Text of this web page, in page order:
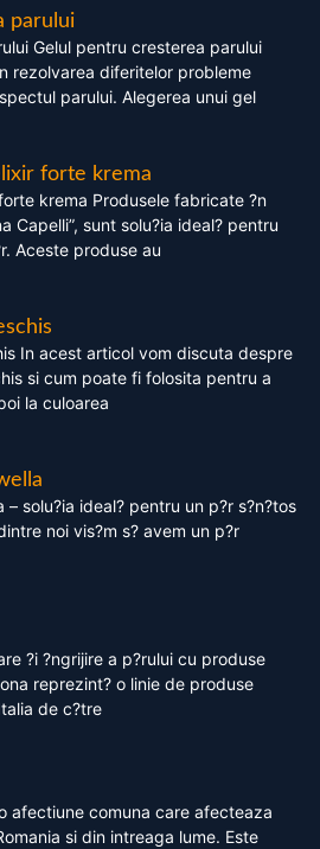
parului
Gelul pentru cresterea parului
rezolvarea diferitelor probleme
parului. Alegerea unui gel
forte krema
krema Produsele fabricate ?n
Capelli”, sunt solu?ia ideal? pentru
Aceste produse au
In acest articol vom discuta despre
si cum poate fi folosita pentru a
la culoarea
– solu?ia ideal? pentru un p?r s?n?tos
noi vis?m s? avem un p?r
?i ?ngrijire a p?rului cu produse
reprezint? o linie de produse
de c?tre
afectiune comuna care afecteaza
si din intreaga lume. Este